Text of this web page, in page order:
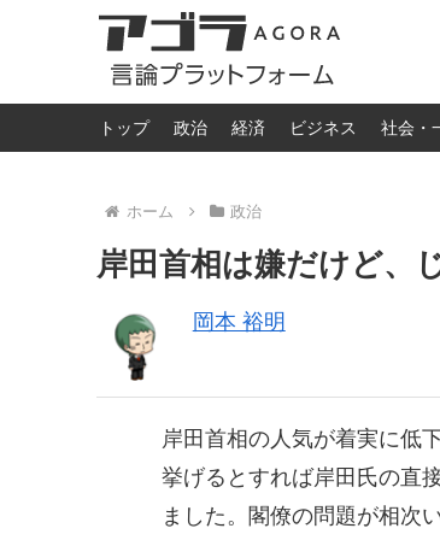
トップ 政治 経済 ビジネス 社会・
ホーム 政治
岸田首相は嫌だけど、
岡本 裕明
岸田首相の人気が着実に低
挙げるとすれば岸田氏の直
ました。閣僚の問題が相次